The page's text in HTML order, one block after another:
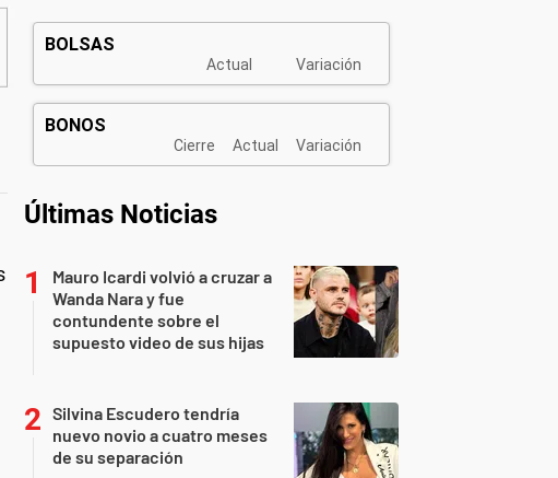
Últimas Noticias
Mauro Icardi volvió a cruzar a
Wanda Nara y fue
contundente sobre el
supuesto video de sus hijas
Silvina Escudero tendría
nuevo novio a cuatro meses
de su separación